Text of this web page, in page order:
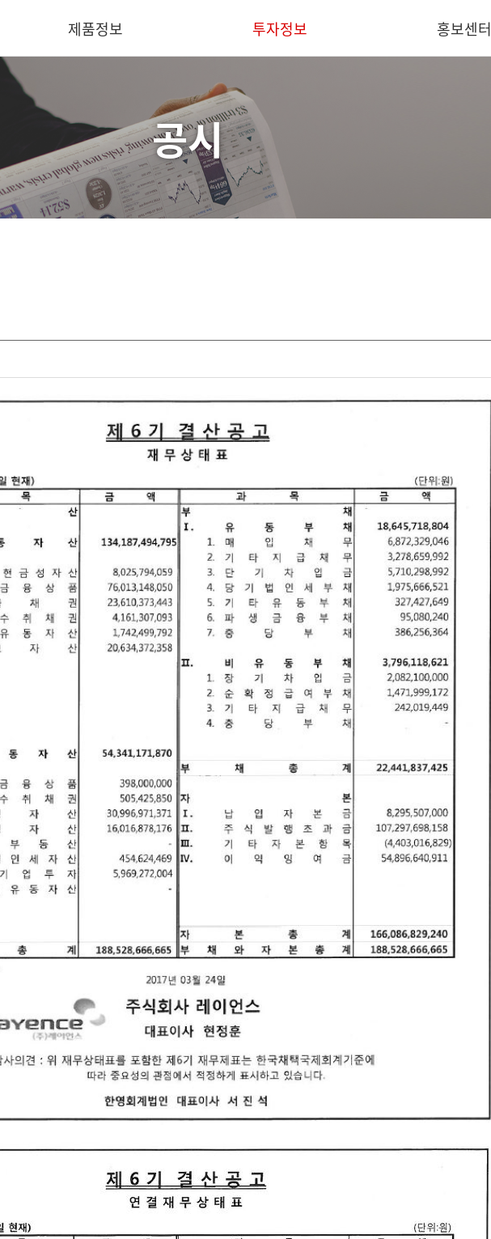
제품정보
핵심기술
의료용
산업용
덴탈용
동물용
투자정보
재무정보
공시
IR 문의
홍보센터
오시는 길
공시